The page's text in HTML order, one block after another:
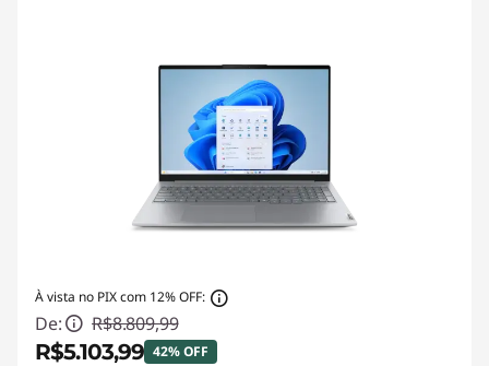
À vista no PIX com 12% OFF:
De: R$8.809,99
R$5.103,99 42% OFF